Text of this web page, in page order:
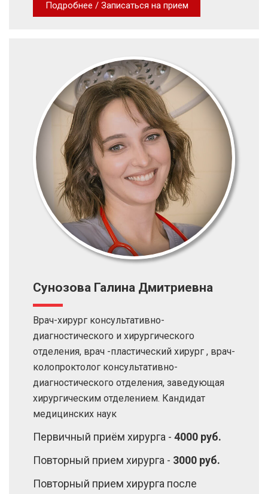
Подробнее / Записаться на прием
Сунозова Галина Дмитриевна
Врач-хирург консультативно-
диагностического и хирургического
отделения, врач -пластический хирург , врач-
колопроктолог консультативно-
диагностического отделения, заведующая
хирургическим отделением. Кандидат
медицинских наук
Первичный приём хирурга - 4000 руб.
Повторный прием хирурга - 3000 руб.
Повторный прием хирурга после